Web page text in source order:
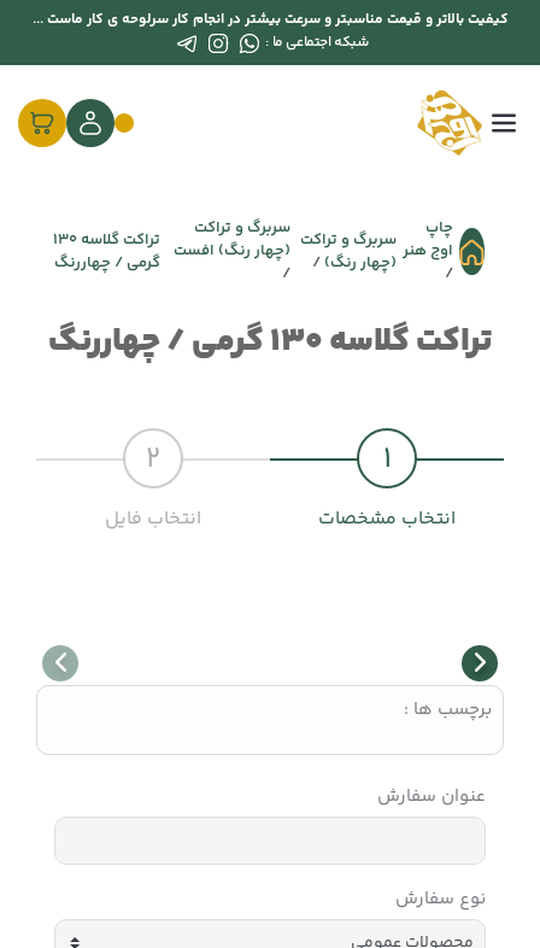
کیفیت بالاتر و قیمت مناسبتر و سرعت بیشتر در انجام کار سرلوحه ی کار ماست ...
شبکه اجتماعی ما :
چاپ
اوج هنر سربرگ و تراکت
(چهار رنگ)
سربرگ و تراکت
(چهار رنگ) افست
تراکت گلاسه 130
گرمی / چهاررنگ
تراکت گلاسه 130 گرمی / چهاررنگ
1
انتخاب مشخصات
2
انتخاب فایل
برچسب ها :
عنوان سفارش
نوع سفارش